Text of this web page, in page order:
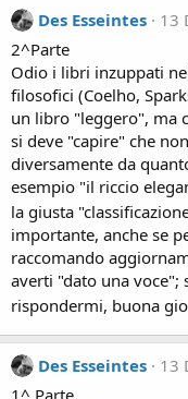
Des Esseintes
13
2^Parte
Odio i libri inzuppati
filosofici (Coelho,
un libro "leggero", ma
si deve "capire" che
diversamente da
esempio "il riccio
la giusta
importante, anche se
raccomando
averti "dato una voce";
rispondermi, buona
Des Esseintes
13
1^ Parte